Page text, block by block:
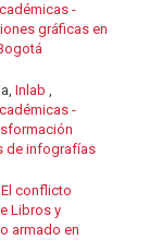
-
gráficas en
Inlab ,
-
de infografías
El conflicto
Libros y
armado en